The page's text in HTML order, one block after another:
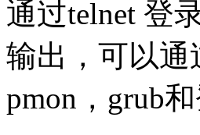
通过telnet 登
输出，可以通
pmon，grub